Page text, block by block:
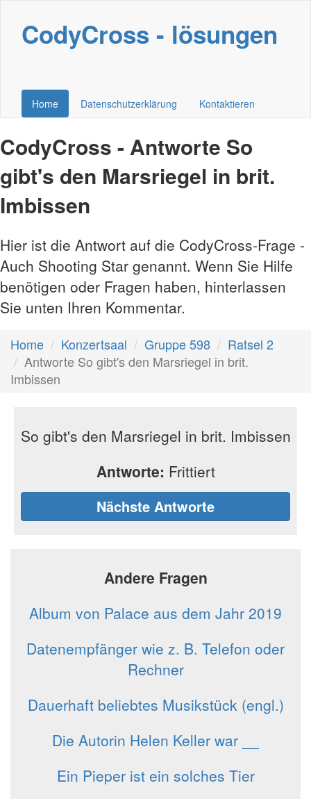
CodyCross - lösungen
Home Datenschutzerklärung Kontaktieren
CodyCross - Antworte So
gibt's den Marsriegel in brit.
Imbissen
Hier ist die Antwort auf die CodyCross-Frage -
Auch Shooting Star genannt. Wenn Sie Hilfe
benötigen oder Fragen haben, hinterlassen
Sie unten Ihren Kommentar.
Home Konzertsaal Gruppe 598
Ratsel 2
Antworte So gibt's den Marsriegel in brit.
Imbissen
So gibt's den Marsriegel in brit. Imbissen
Antworte: Frittiert
Nächste Antworte
Andere Fragen
Album von Palace aus dem Jahr 2019
Datenempfänger wie z. B. Telefon oder
Rechner
Dauerhaft beliebtes Musikstück (engl.)
Die Autorin Helen Keller war __
Ein Pieper ist ein solches Tier